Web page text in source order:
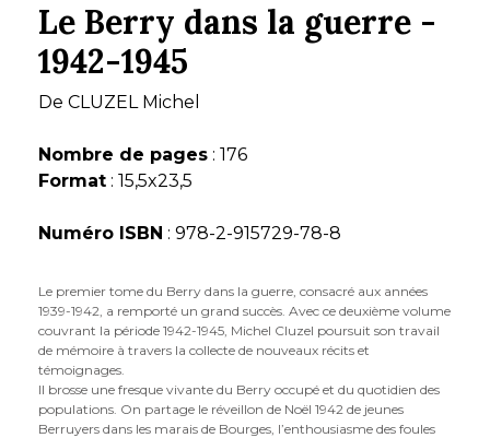
Le Berry dans la guerre -
1942-1945
De CLUZEL Michel
Nombre de pages : 176
Format : 15,5x23,5
Numéro ISBN : 978-2-915729-78-8
Le premier tome du Berry dans la guerre, consacré aux années
1939-1942, a remporté un grand succès. Avec ce deuxième volume
couvrant la période 1942-1945, Michel Cluzel poursuit son travail
de mémoire à travers la collecte de nouveaux récits et
témoignages.
Il brosse une fresque vivante du Berry occupé et du quotidien des
populations. On partage le réveillon de Noël 1942 de jeunes
Berruyers dans les marais de Bourges, l’enthousiasme des foules